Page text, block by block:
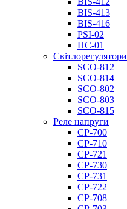
BIS-413
BIS-416
PSI-02
НС-01
Світлорегулятори
SCO-812
SCO-814
SCO-802
SCO-803
SCO-815
Реле напруги
CP-700
CP-710
CP-721
CP-730
CP-731
CP-722
CP-708